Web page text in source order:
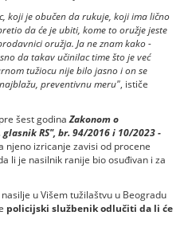
koji je obučen da rukuje, koji ima lično
da će je ubiti, kome to oružje jeste
oružja. Ja ne znam kako -
da takav učinilac time što je već
tužiocu nije bilo jasno i on se
preventivnu meru", ističe
šest godinaZakonom o
RS", br. 94/2016 i 10/2023 -
njeno izricanje zavisi od procene
li je nasilnik ranije bio osuđivan i za
u Višem tužilaštvu u Beogradu
policijski službenik odlučiti da li će